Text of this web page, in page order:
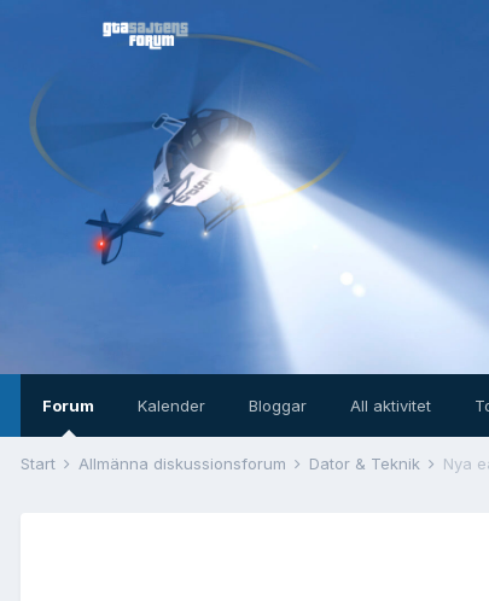
Forum Kalender Bloggar All aktivitet
Start Allmänna diskussionsforum Dator & Teknik Nya